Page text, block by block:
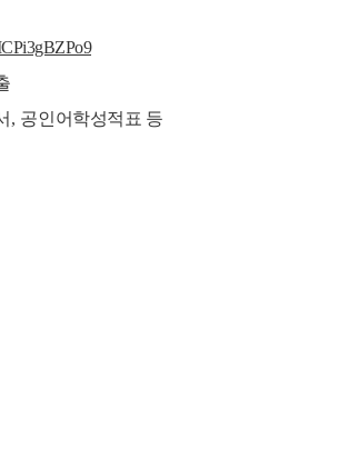
, 공인어학성적표 등